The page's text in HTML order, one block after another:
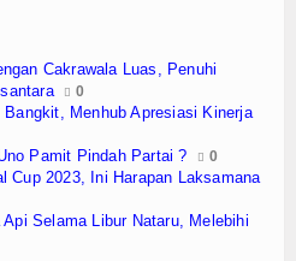
Cakrawala Luas, Penuhi
0
Menhub Apresiasi Kinerja
Pamit Pindah Partai ? 0
Cup 2023, Ini Harapan Laksamana
Selama Libur Nataru, Melebihi